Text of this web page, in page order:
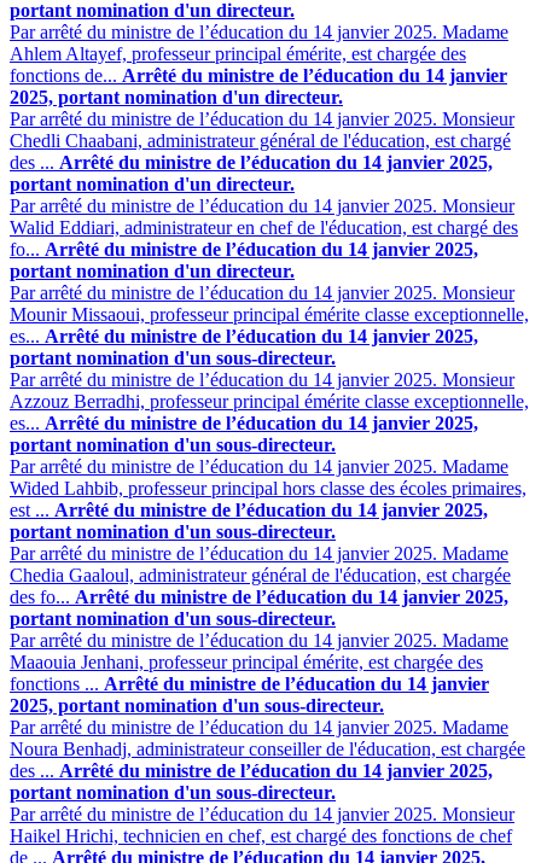
portant nomination d'un directeur.
Par arrêté du ministre de l’éducation du 14 janvier 2025. Madame
Ahlem Altayef, professeur principal émérite, est chargée des
fonctions de... Arrêté du ministre de l’éducation du 14 janvier
2025, portant nomination d'un directeur.
Par arrêté du ministre de l’éducation du 14 janvier 2025. Monsieur
Chedli Chaabani, administrateur général de l'éducation, est chargé
des ... Arrêté du ministre de l’éducation du 14 janvier 2025,
portant nomination d'un directeur.
Par arrêté du ministre de l’éducation du 14 janvier 2025. Monsieur
Walid Eddiari, administrateur en chef de l'éducation, est chargé des
fo... Arrêté du ministre de l’éducation du 14 janvier 2025,
portant nomination d'un directeur.
Par arrêté du ministre de l’éducation du 14 janvier 2025. Monsieur
Mounir Missaoui, professeur principal émérite classe exceptionnelle,
es... Arrêté du ministre de l’éducation du 14 janvier 2025,
portant nomination d'un sous-directeur.
Par arrêté du ministre de l’éducation du 14 janvier 2025. Monsieur
Azzouz Berradhi, professeur principal émérite classe exceptionnelle,
es... Arrêté du ministre de l’éducation du 14 janvier 2025,
portant nomination d'un sous-directeur.
Par arrêté du ministre de l’éducation du 14 janvier 2025. Madame
Wided Lahbib, professeur principal hors classe des écoles primaires,
est ... Arrêté du ministre de l’éducation du 14 janvier 2025,
portant nomination d'un sous-directeur.
Par arrêté du ministre de l’éducation du 14 janvier 2025. Madame
Chedia Gaaloul, administrateur général de l'éducation, est chargée
des fo... Arrêté du ministre de l’éducation du 14 janvier 2025,
portant nomination d'un sous-directeur.
Par arrêté du ministre de l’éducation du 14 janvier 2025. Madame
Maaouia Jenhani, professeur principal émérite, est chargée des
fonctions ... Arrêté du ministre de l’éducation du 14 janvier
2025, portant nomination d'un sous-directeur.
Par arrêté du ministre de l’éducation du 14 janvier 2025. Madame
Noura Benhadj, administrateur conseiller de l'éducation, est chargée
des ... Arrêté du ministre de l’éducation du 14 janvier 2025,
portant nomination d'un sous-directeur.
Par arrêté du ministre de l’éducation du 14 janvier 2025. Monsieur
Haikel Hrichi, technicien en chef, est chargé des fonctions de chef
de ... Arrêté du ministre de l’éducation du 14 janvier 2025,